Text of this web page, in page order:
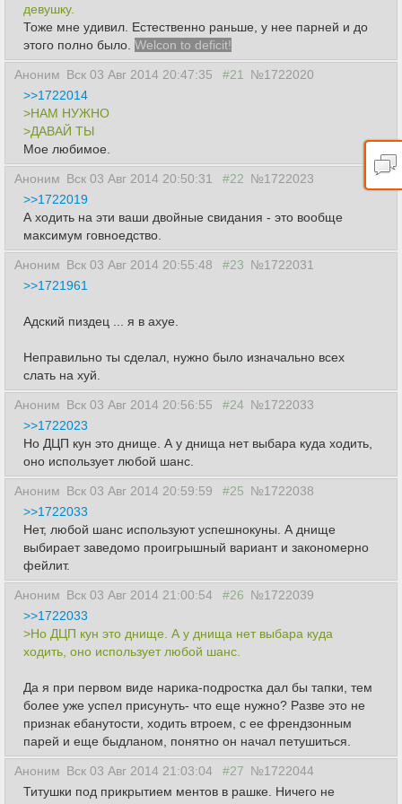
девушку.
Тоже мне удивил. Естественно раньше, у нее парней и до
этого полно было. Welcon to deficit!
Аноним Вск 03 Авг 2014 20:47:35 #21
№1722020
>>1722014
>НАМ НУЖНО
>ДАВАЙ ТЫ
Мое любимое.
Аноним Вск 03 Авг 2014 20:50:31 #22 №1722023
>>1722019
А ходить на эти ваши двойные свидания - это вообще
максимум говноедство.
Аноним Вск 03 Авг 2014 20:55:48 #23 №1722031
>>1721961
Адский пиздец ... я в ахуе.
Неправильно ты сделал, нужно было изначально всех
слать на хуй.
Аноним Вск 03 Авг 2014 20:56:55 #24 №1722033
>>1722023
Но ДЦП кун это днище. А у днища нет выбара куда ходить,
оно использует любой шанс.
Аноним Вск 03 Авг 2014 20:59:59 #25 №1722038
>>1722033
Нет, любой шанс используют успешнокуны. А днище
выбирает заведомо проигрышный вариант и закономерно
фейлит.
Аноним Вск 03 Авг 2014 21:00:54 #26 №1722039
>>1722033
>Но ДЦП кун это днище. А у днища нет выбара куда
ходить, оно использует любой шанс.
Да я при первом виде нарика-подростка дал бы тапки, тем
более уже успел присунуть- что еще нужно? Разве это не
признак ебанутости, ходить втроем, с ее френдзонным
парей и еще быдланом, понятно он начал петушиться.
Аноним Вск 03 Авг 2014 21:03:04 #27 №1722044
Титушки под прикрытием ментов в рашке. Ничего не